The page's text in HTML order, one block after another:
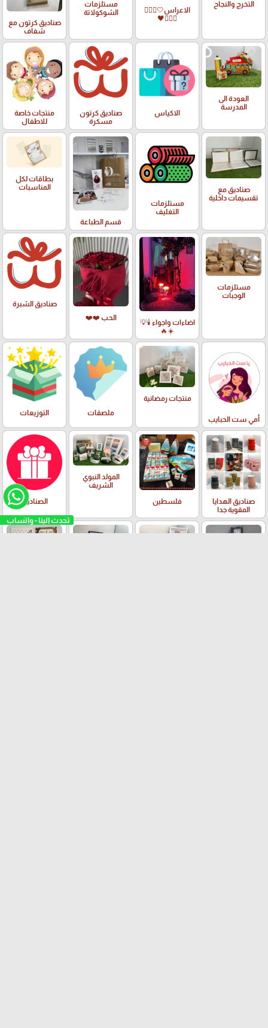
تحدث الينا - واتساب
التخرج والنجاح
الاعراس🤍🤵🏻‍♀️
👰🏻‍♀️🖤
مستلزمات
الشوكولاتة
صناديق كرتون مع
شفاف
العودة الى
المدرسة
الاكياس
صناديق كرتون
مسكرة
منتجات خاصة
للاطفال
صناديق مع
تقسيمات داخلية
مستلزمات
التغليف
قسم الطباعة
بطاقات لكل
المناسبات
مستلزمات
الوجبات
اضاءات واجواء 🕯️💡
☀️🔥
الحب ❤️❤️
صناديق الشبرة
أمي ست الحبايب
منتجات رمضانية
ملصقات
التوزيعات
صناديق الهدايا
المقوية جدا
فلسطين
المولد النبوي
الشريف
الصناديق